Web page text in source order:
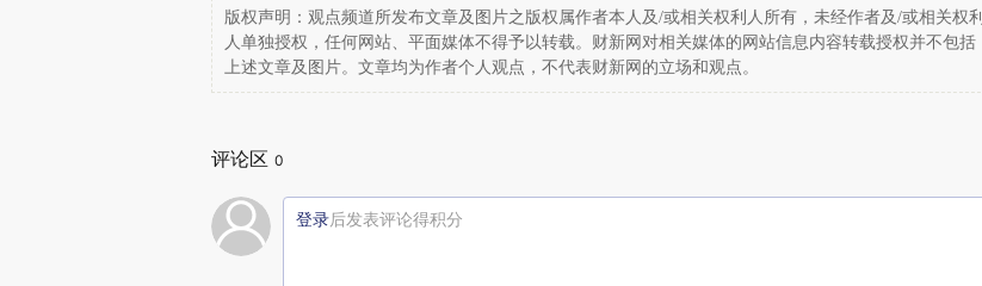
版权声明：观点频道所发布文章及图片之版权属作者本人及/或相关权利人所有，未经作者及/或相关权利
人单独授权，任何网站、平面媒体不得予以转载。财新网对相关媒体的网站信息内容转载授权并不包括
上述文章及图片。文章均为作者个人观点，不代表财新网的立场和观点。
评论区 0
登录后发表评论得积分